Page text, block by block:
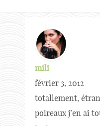
mili
février 3, 2012
totallement,
poireaux j’en ai